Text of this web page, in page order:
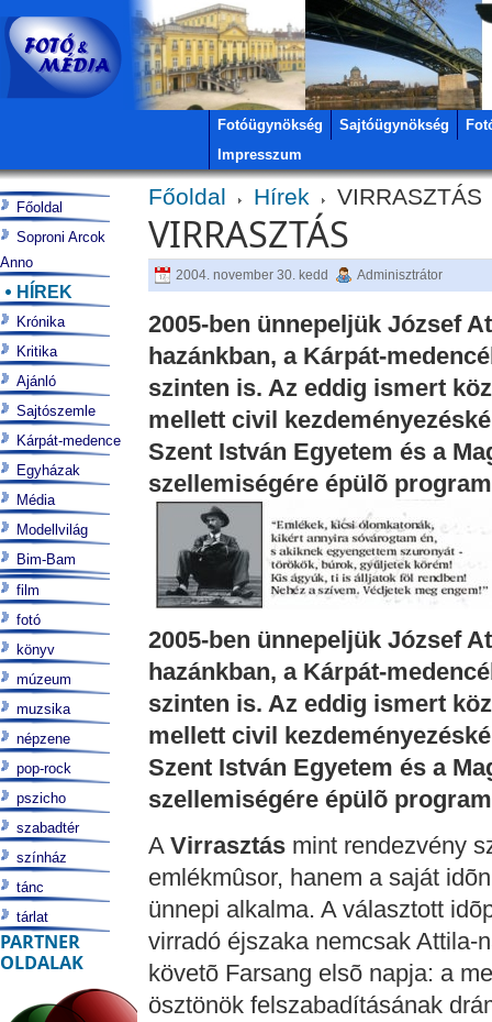
Fotóügynökség Sajtóügynökség
Impresszum
Főoldal Hírek VIRRASZTÁS
VIRRASZTÁS
2004. november 30. kedd Adminisztrátor
2005-ben ünnepeljük József
hazánkban, a Kárpát-
szinten is. Az eddig ismert
mellett civil
Szent István Egyetem és a
szellemiségére épülõ
2005-ben ünnepeljük József
hazánkban, a Kárpát-
szinten is. Az eddig ismert
mellett civil
Szent István Egyetem és a
szellemiségére épülõ
A Virrasztásmint rendezvény
emlékmûsor, hanem a saját
ünnepi alkalma. A választott
virradó éjszaka nemcsak Attila-
követõ Farsang elsõ napja: a
ösztönök felszabadításának
Főoldal
Soproni Arcok
Anno
HÍREK
Krónika
Kritika
Ajánló
Sajtószemle
Kárpát-medence
Egyházak
Média
Modellvilág
Bim-Bam
film
fotó
könyv
múzeum
muzsika
népzene
pop-rock
pszicho
szabadtér
színház
tánc
tárlat
PARTNER
OLDALAK